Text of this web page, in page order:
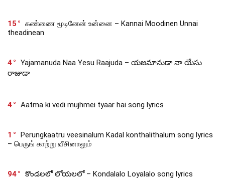
15
கண்ணை மூடினேன் உன்னை – Kannai Moodinen Unnai
theadinean
4
Yajamanuda Naa Yesu Raajuda – యజమానుడా నా యేసు
రాజుడా
4 Aatma ki vedi mujhmei tyaar hai song lyrics
1
Perungkaatru veesinalum Kadal konthalithalum song lyrics
– பெருங் காற்று வீசினாலும்
94 కొండలలో లోయలలో – Kondalalo Loyalalo song lyrics